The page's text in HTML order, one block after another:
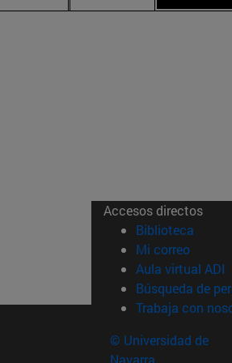
Accesos directos
Biblioteca
Mi correo(abre
Aula virtual ADI
Búsqueda de
Trabaja con
© Universidad de
Navarra